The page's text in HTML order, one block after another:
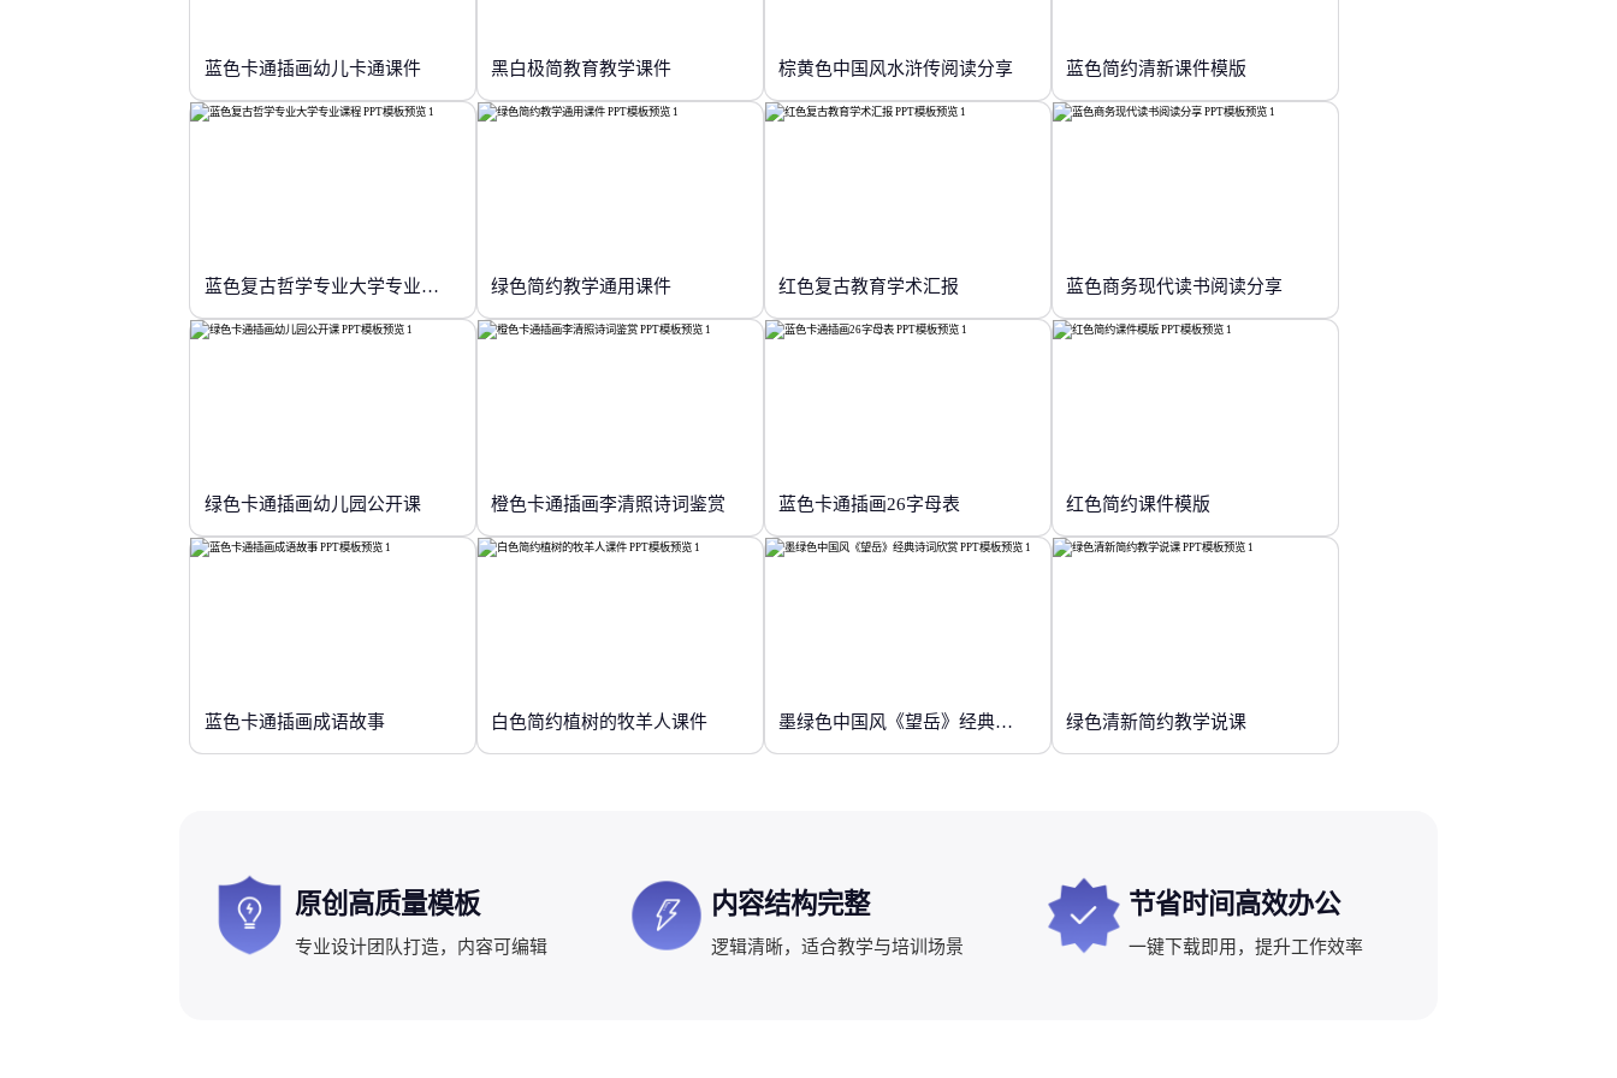
蓝色卡通插画幼儿卡通课件 黑白极简教育教学课件 棕黄色中国风水浒传阅读分享 蓝色简约清新课件模版
蓝色复古哲学专业大学专业课程 绿色简约教学通用课件 红色复古教育学术汇报 蓝色商务现代读书阅读分享
绿色卡通插画幼儿园公开课 橙色卡通插画李清照诗词鉴赏 蓝色卡通插画26字母表 红色简约课件模版
蓝色卡通插画成语故事 白色简约植树的牧羊人课件 墨绿色中国风《望岳》经典诗词欣赏 绿色清新简约教学说课
原创高质量模板
专业设计团队打造，内容可编辑
内容结构完整
逻辑清晰，适合教学与培训场景
节省时间高效办公
一键下载即用，提升工作效率